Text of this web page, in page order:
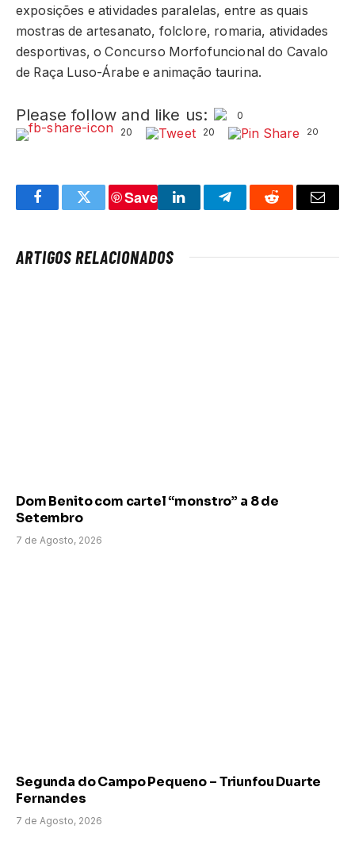
exposições e atividades paralelas, entre as quais
mostras de artesanato, folclore, romaria, atividades
desportivas, o Concurso Morfofuncional do Cavalo
de Raça Luso-Árabe e animação taurina.
Please follow and like us:
0
20
20 20
FacebookTwitter
Save
LinkedInTelegramReddit Email
ARTIGOS RELACIONADOS
Dom Benito com cartel “monstro” a 8 de
Setembro
7 de Agosto, 2026
Segunda do Campo Pequeno – Triunfou Duarte
Fernandes
7 de Agosto, 2026